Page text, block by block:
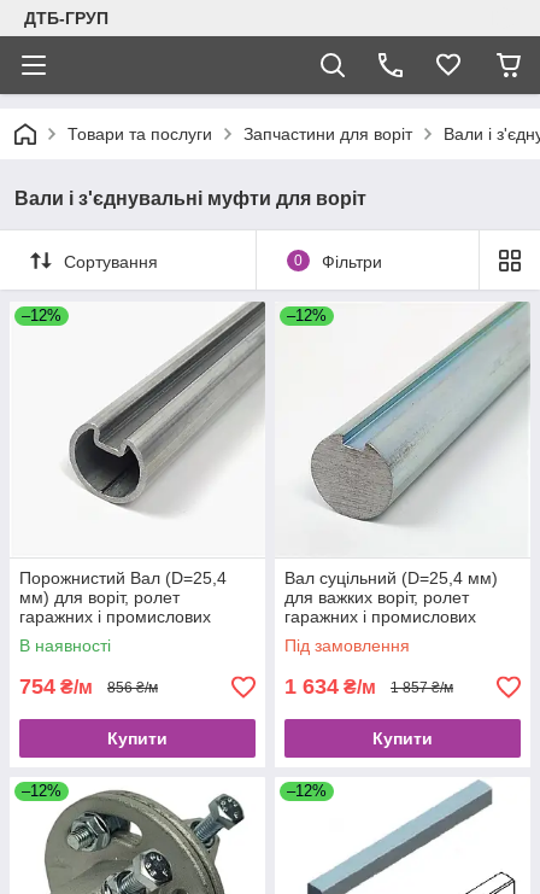
ДТБ-ГРУП
Товари та послуги Запчастини для воріт Вали і
Вали і з'єднувальні муфти для воріт
Сортування 0 Фільтри
–12%
Порожнистий Вал (D=25,4
мм) для воріт, ролет
гаражних і промислових
Alutech TSH-3000-2
В наявності
754 ₴/м 856 ₴/м
Купити
–12%
Вал суцільний (D=25,4 мм)
для важких воріт, ролет
гаражних і промислових
Alutech TSS-4500
Під замовлення
1 634 ₴/м 1 857 ₴/м
Купити
–12% –12%